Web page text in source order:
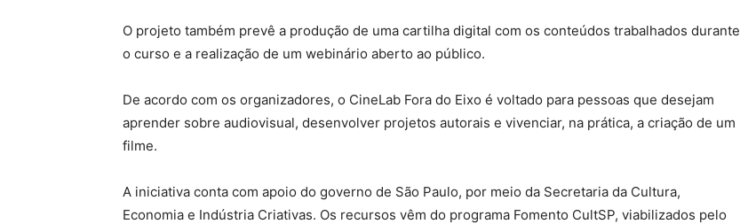
O projeto também prevê a produção de uma cartilha digital com os conteúdos trabalhados durante
o curso e a realização de um webinário aberto ao público.
De acordo com os organizadores, o CineLab Fora do Eixo é voltado para pessoas que desejam
aprender sobre audiovisual, desenvolver projetos autorais e vivenciar, na prática, a criação de um
filme.
A iniciativa conta com apoio do governo de São Paulo, por meio da Secretaria da Cultura,
Economia e Indústria Criativas. Os recursos vêm do programa Fomento CultSP, viabilizados pelo